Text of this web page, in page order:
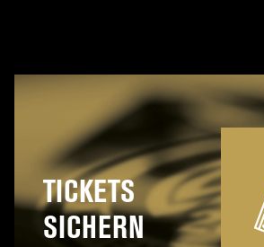
TICKETS
SICHERN